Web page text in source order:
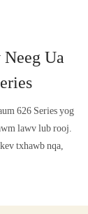
Ua
626 Series yog
lawv lub rooj.
txhawb nqa,